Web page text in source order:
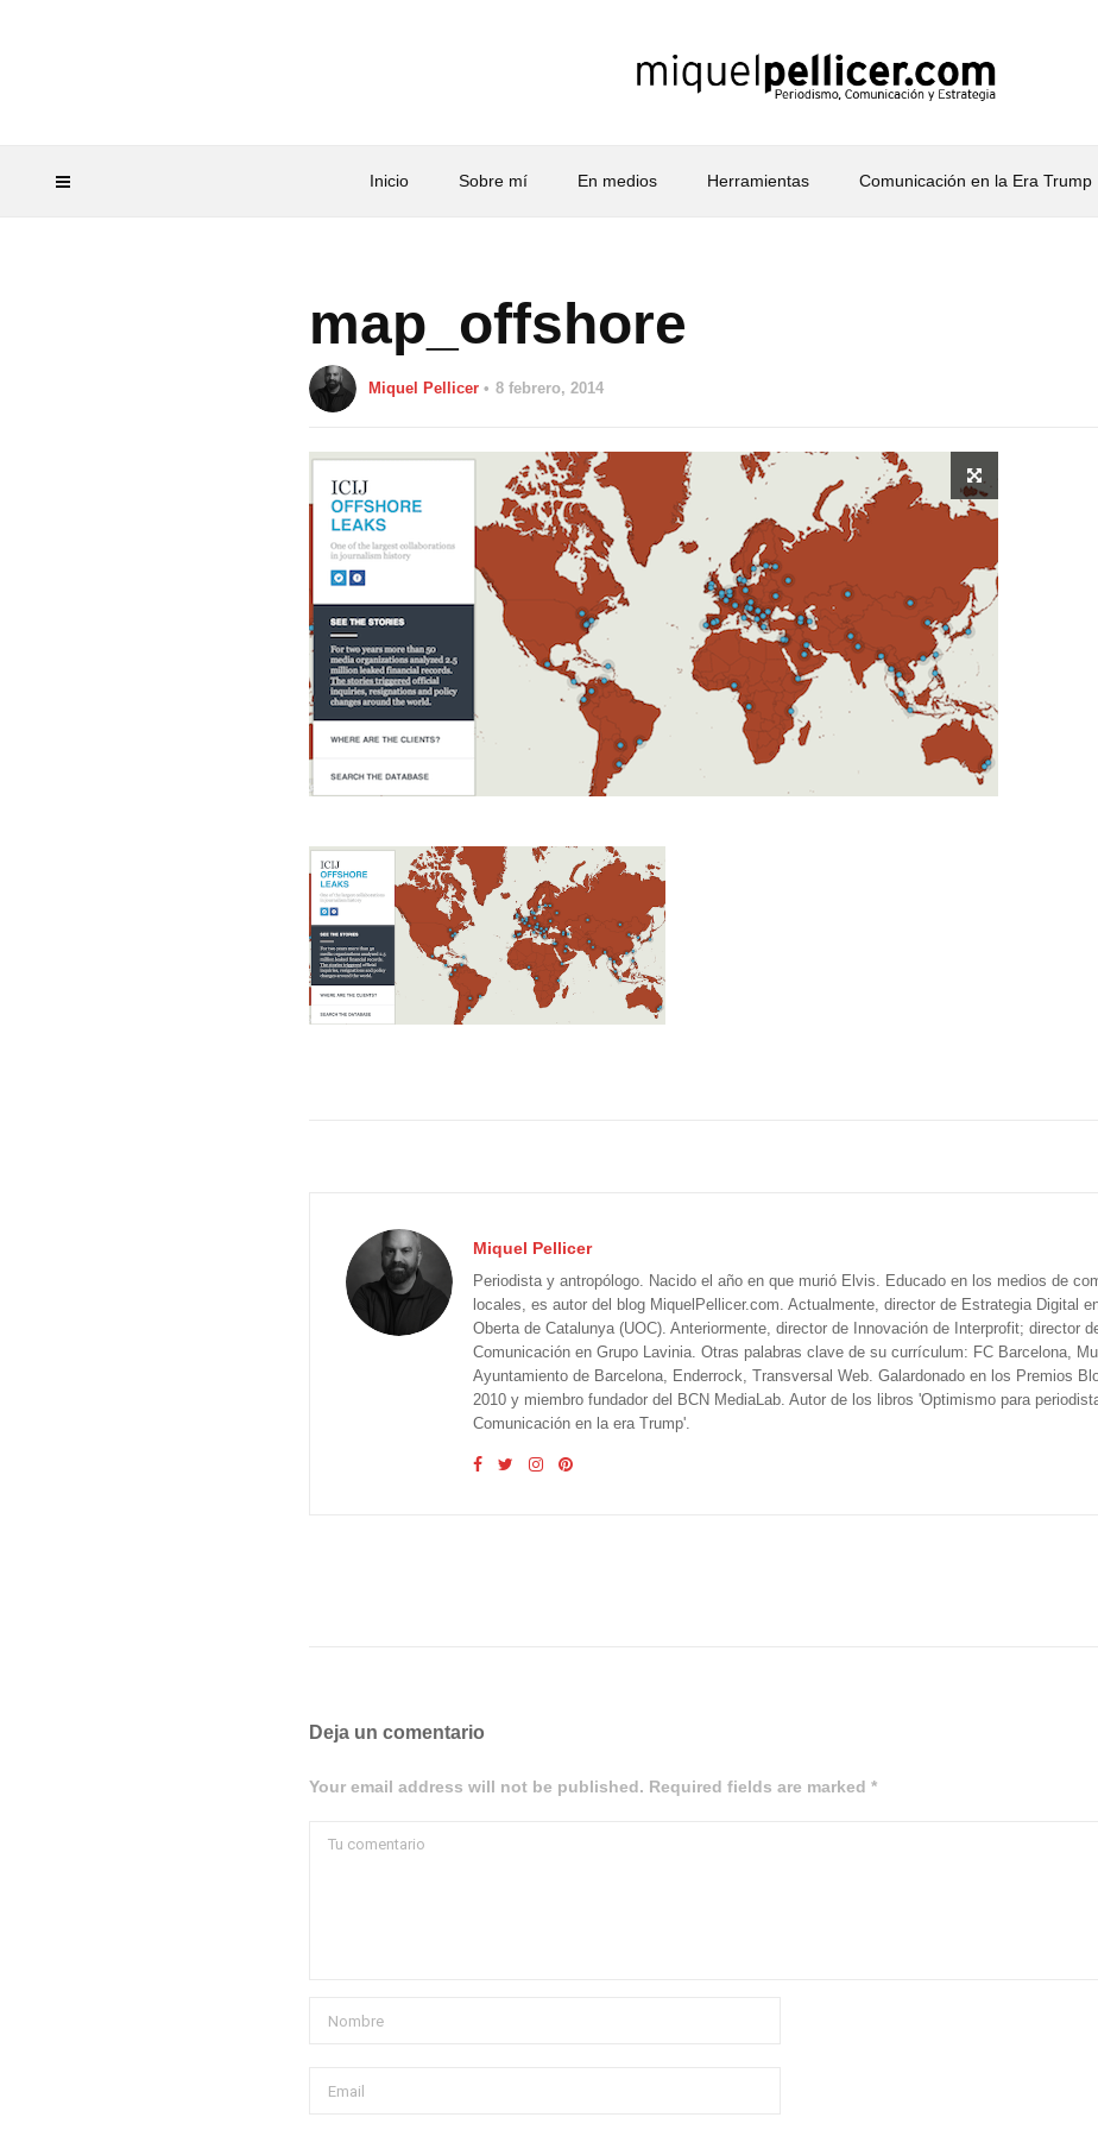
Inicio Sobre mí En medios Herramientas Comunicación en la Era Trump
map_offshore
Miquel Pellicer 8 febrero, 2014
Miquel Pellicer
Periodista y antropólogo. Nacido el año en que murió Elvis. Educado en los medios de
locales, es autor del blog MiquelPellicer.com. Actualmente, director de Estrategia Digital
Oberta de Catalunya (UOC). Anteriormente, director de Innovación de Interprofit; director
Comunicación en Grupo Lavinia. Otras palabras clave de su currículum: FC Barcelona,
Ayuntamiento de Barcelona, Enderrock, Transversal Web. Galardonado en los Premios
2010 y miembro fundador del BCN MediaLab. Autor de los libros 'Optimismo para
Comunicación en la era Trump'.
Deja un comentario
Your email address will not be published. Required fields are marked *